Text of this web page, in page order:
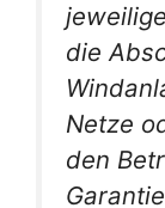
die
Netze
den